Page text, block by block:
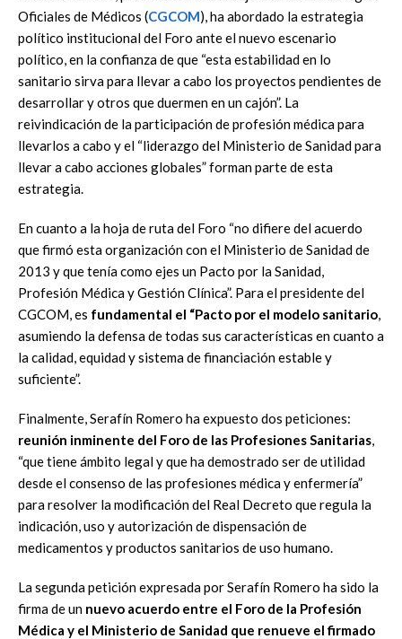
Oficiales de Médicos (CGCOM), ha abordado la estrategia
político institucional del Foro ante el nuevo escenario
político, en la confianza de que “esta estabilidad en lo
sanitario sirva para llevar a cabo los proyectos pendientes de
desarrollar y otros que duermen en un cajón”. La
reivindicación de la participación de profesión médica para
llevarlos a cabo y el “liderazgo del Ministerio de Sanidad para
llevar a cabo acciones globales” forman parte de esta
estrategia.
En cuanto a la hoja de ruta del Foro “no difiere del acuerdo
que firmó esta organización con el Ministerio de Sanidad de
2013 y que tenía como ejes un Pacto por la Sanidad,
Profesión Médica y Gestión Clínica”. Para el presidente del
CGCOM, es fundamental el “Pacto por el modelo sanitario,
asumiendo la defensa de todas sus características en cuanto a
la calidad, equidad y sistema de financiación estable y
suficiente”.
Finalmente, Serafín Romero ha expuesto dos peticiones:
reunión inminente del Foro de las Profesiones Sanitarias,
“que tiene ámbito legal y que ha demostrado ser de utilidad
desde el consenso de las profesiones médica y enfermería”
para resolver la modificación del Real Decreto que regula la
indicación, uso y autorización de dispensación de
medicamentos y productos sanitarios de uso humano.
La segunda petición expresada por Serafín Romero ha sido la
firma de un nuevo acuerdo entre el Foro de la Profesión
Médica y el Ministerio de Sanidad que renueve el firmado